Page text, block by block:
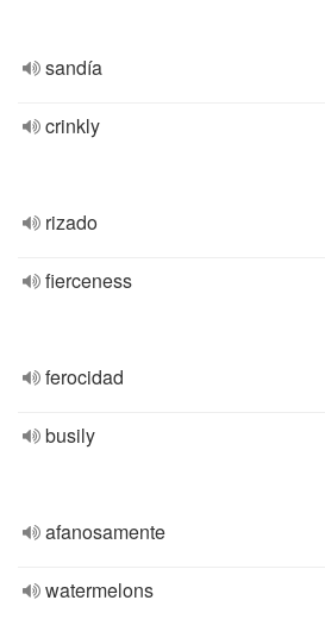
sandía
crinkly
rizado
fierceness
ferocidad
busily
afanosamente
watermelons